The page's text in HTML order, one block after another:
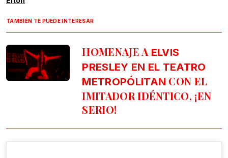
TAMBIÉN TE PUEDE INTERESAR
HOMENAJE AELVIS
PRESLEY EN EL TEATRO
METROPÓLITAN CON EL
IMITADOR IDÉNTICO, ¡EN
SERIO!